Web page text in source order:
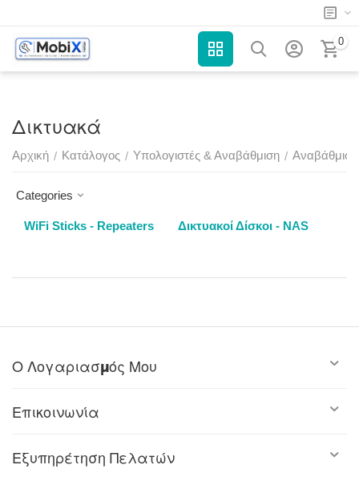
0
Δικτυακά
Αρχική / Κατάλογος / Υπολογιστές & Αναβάθμιση / Αναβάθμιση
Categories
WiFi Sticks - Repeaters Δικτυακοί Δίσκοι - NAS
Ο Λογαριασμός Μου
Επικοινωνία
Εξυπηρέτηση Πελατών